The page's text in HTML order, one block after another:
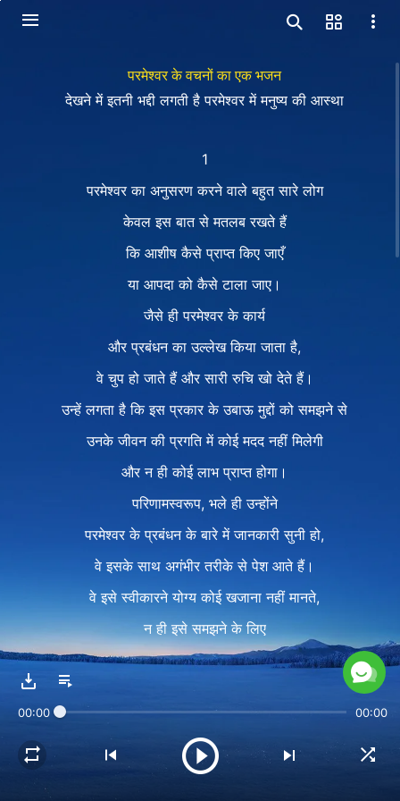
परमेश्वर के वचनों का एक भजन
देखने में इतनी भद्दी लगती है परमेश्वर में मनुष्य की आस्था
1
परमेश्वर का अनुसरण करने वाले बहुत सारे लोग
केवल इस बात से मतलब रखते हैं
कि आशीष कैसे प्राप्त किए जाएँ
या आपदा को कैसे टाला जाए।
जैसे ही परमेश्वर के कार्य
और प्रबंधन का उल्लेख किया जाता है,
वे चुप हो जाते हैं और सारी रुचि खो देते हैं।
उन्हें लगता है कि इस प्रकार के उबाऊ मुद्दों को समझने से
उनके जीवन की प्रगति में कोई मदद नहीं मिलेगी
और न ही कोई लाभ प्राप्त होगा।
परिणामस्वरूप, भले ही उन्होंने
परमेश्वर के प्रबंधन के बारे में जानकारी सुनी हो,
वे इसके साथ अगंभीर तरीके से पेश आते हैं।
वे इसे स्वीकारने योग्य कोई खजाना नहीं मानते,
न ही इसे समझने के लिए
अपने जीवन का हिस्सा बनाते हैं।
और यह एक ही लक्ष्य के लिए होता है : आशीषित होना।
00:00 00:00